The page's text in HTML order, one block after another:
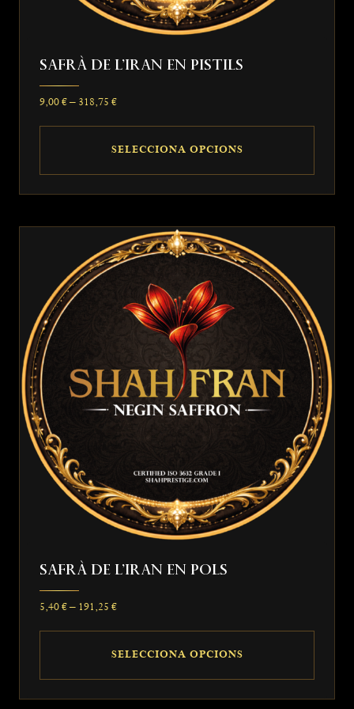
Safrà De L’Iran En Pistils
9,00€– 318,75 €Interval
a
318,75 €
SELECCIONA OPCIONS
té
variants.
Les
opcions
es
poden
triar
a
la
pàgina
del
producte
Safrà De L’Iran En Pols
5,40€– 191,25 €Interval
a
191,25 €
SELECCIONA OPCIONS